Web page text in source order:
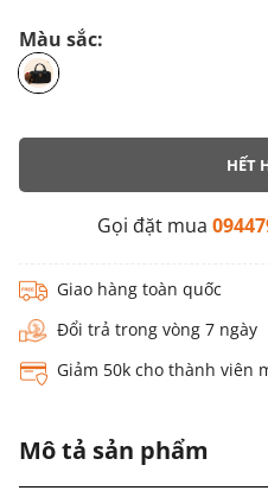
Màu sắc:
HẾT
Gọi đặt mua
Giao hàng toàn quốc
Đổi trả trong vòng 7 ngày
Giảm 50k cho thành viên
Mô tả sản phẩm